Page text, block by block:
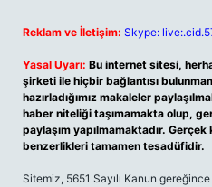
Reklam ve İletişim: Skype:
Yasal Uyarı: Bu internet sitesi,
şirketi ile hiçbir bağlantısı
hazırladığımız makaleler
haber niteliği taşımamakta olup,
paylaşım yapılmamaktadır.
benzerlikleri tamamen tesadüfidir.
Sitemiz, 5651 Sayılı Kanun